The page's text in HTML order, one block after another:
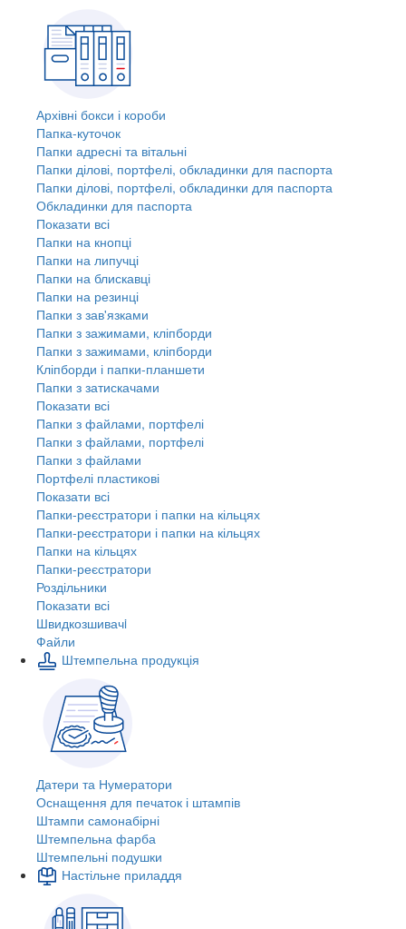
Архівні бокси і короби
Папка-куточок
Папки адресні та вітальні
Папки ділові, портфелі, обкладинки для паспорта
Папки ділові, портфелі, обкладинки для паспорта
Обкладинки для паспорта
Показати всі
Папки на кнопці
Папки на липучці
Папки на блискавці
Папки на резинці
Папки з зав'язками
Папки з зажимами, кліпборди
Папки з зажимами, кліпборди
Кліпборди і папки-планшети
Папки з затискачами
Показати всі
Папки з файлами, портфелі
Папки з файлами, портфелі
Папки з файлами
Портфелі пластикові
Показати всі
Папки-реєстратори і папки на кільцях
Папки-реєстратори і папки на кільцях
Папки на кільцях
Папки-реєстратори
Роздільники
Показати всі
Швидкозшивачi
Файли
Штемпельна продукція
Датери та Нумератори
Оснащення для печаток і штампів
Штампи самонабірні
Штемпельна фарба
Штемпельні подушки
Настільне приладдя